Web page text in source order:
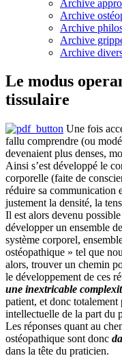
Archive
Archive
Archive
Archive
Archive
Le modus
tissulaire
Une fois
fallu comprendre (ou
devenaient plus denses,
Ainsi s’est développé le
corporelle (faite de
réduire sa communication
justement la densité, la
Il est alors devenu
développer un ensemble
système corporel,
ostéopathique » tel que
alors, trouver un chemin
le développement de ces
une inextricable
patient, et donc totalement
intellectuelle de la part du
Les réponses quant au
ostéopathique sont donc
dans la tête du praticien.